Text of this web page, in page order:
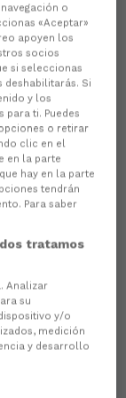
o
«Aceptar»
apoyen los
socios
si seleccionas
deshabilitarás. Si
y los
para ti. Puedes
o retirar
clic en el
en la parte
hay en la parte
tendrán
Para saber
tratamos
Analizar
su
y/o
medición
y desarrollo